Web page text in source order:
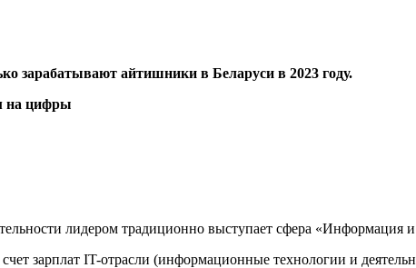
зарабатывают айтишники в Беларуси в 2023 году.
лидером традиционно выступает сфера «Информация и
зарплат IT-отрасли (информационные технологии и